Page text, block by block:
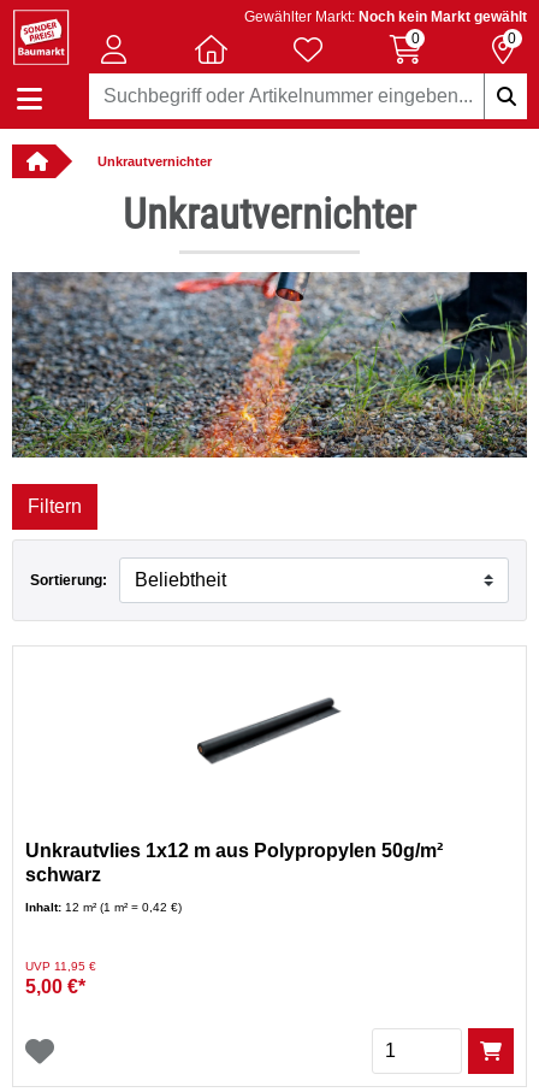
Gewählter Markt: Noch kein Markt gewählt
0
0
Unkrautvernichter
online bestellbar
Unkrautvernichter
Filtern
Sortierung:
Unkrautvlies 1x12 m aus Polypropylen 50g/m²
schwarz
Inhalt: 12 m² (1 m² = 0,42 €)
Preis reduziert von
UVP 11,95 €auf
5,00 €*
Menge